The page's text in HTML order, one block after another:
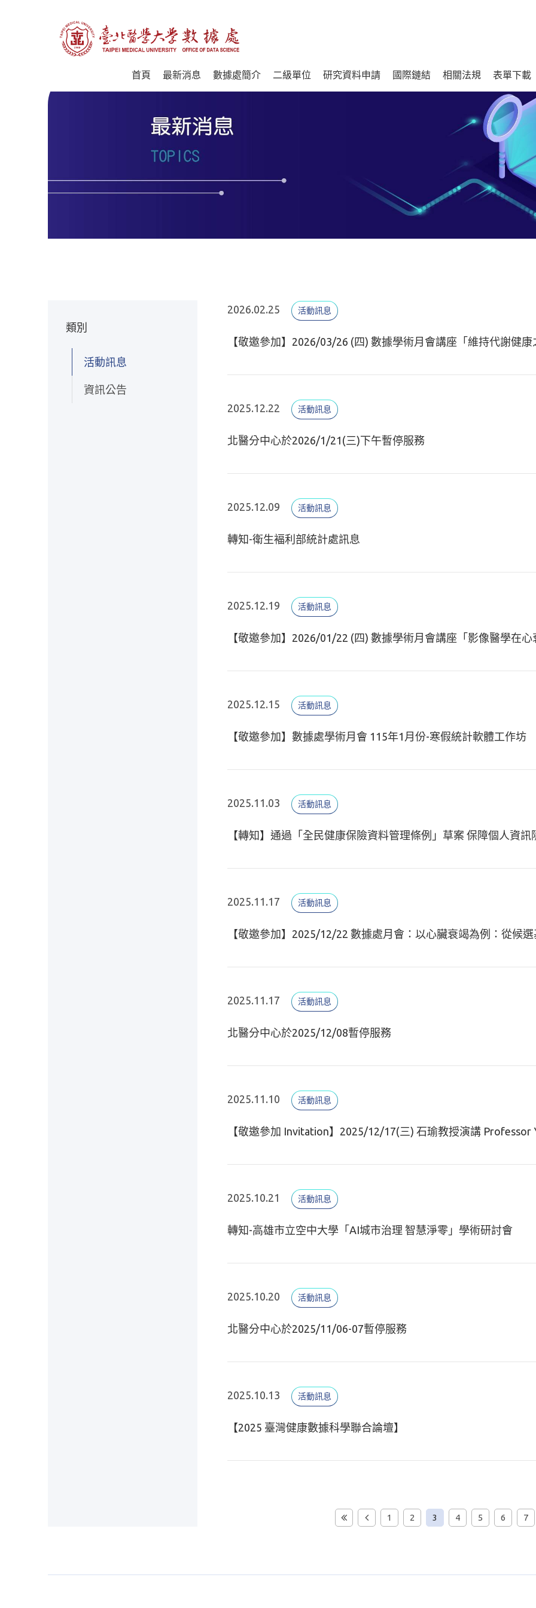
首頁 最新消息 數據處簡介 二級單位 研究資料申請 國際鏈結 相關法規 表單下載
類別
活動訊息
資訊公告
2026.02.25 活動訊息
【敬邀參加】2026/03/26 (四) 數據學術月會講座「維持代謝健
2025.12.22 活動訊息
北醫分中心於2026/1/21(三)下午暫停服務
2025.12.09 活動訊息
轉知-衛生褔利部統計處訊息
2025.12.19 活動訊息
【敬邀參加】2026/01/22 (四) 數據學術月會講座「影像醫學在心
2025.12.15 活動訊息
【敬邀參加】數據處學術月會 115年1月份-寒假統計軟體工作坊
2025.11.03 活動訊息
【轉知】通過「全民健康保險資料管理條例」草案 保障個人資
2025.11.17 活動訊息
【敬邀參加】2025/12/22 數據處月會：以心臟衰竭為例：從候
2025.11.17 活動訊息
北醫分中心於2025/12/08暫停服務
2025.11.10 活動訊息
【敬邀參加 Invitation】2025/12/17(三) 石瑜教授演講 Professor
2025.10.21 活動訊息
轉知-高雄市立空中大學「AI城市治理 智慧淨零」學術研討會
2025.10.20 活動訊息
北醫分中心於2025/11/06-07暫停服務
2025.10.13 活動訊息
【2025 臺灣健康數據科學聯合論壇】
1 2 3 4 5 6 7